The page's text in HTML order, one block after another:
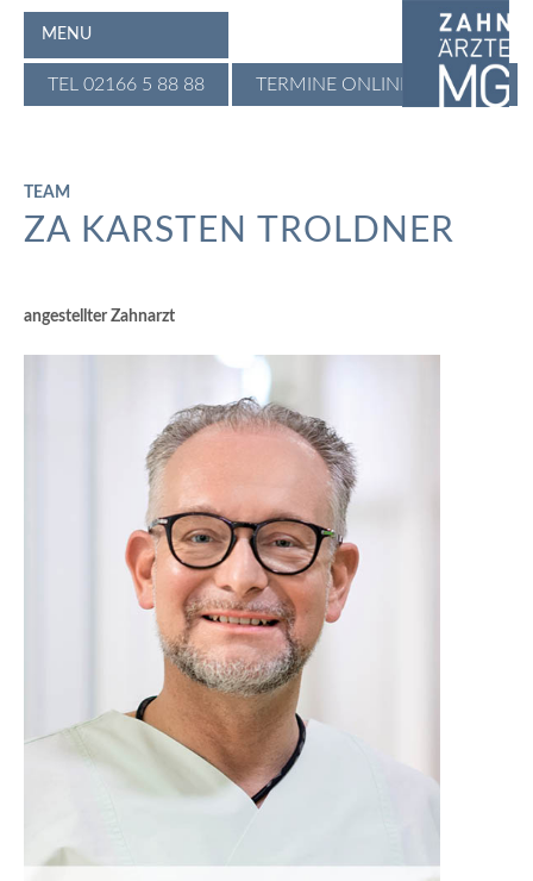
MENU
TEL 02166 5 88 88 TERMINE ONLINE BUCHEN
TEAM
ZA KARSTEN TROLDNER
angestellter Zahnarzt